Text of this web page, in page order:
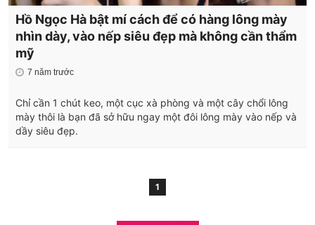
Hồ Ngọc Hà bật mí cách để có hàng lông mày
nhìn dày, vào nếp siêu đẹp mà không cần thẩm
mỹ
7 năm trước
Chỉ cần 1 chút keo, một cục xà phòng và một cây chổi lông
mày thôi là bạn đã sở hữu ngay một đôi lông mày vào nếp và
dầy siêu đẹp.
1